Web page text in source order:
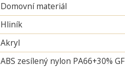
Domovní materiál
Hliník
Akryl
ABS zesílený nylon PA66+30% GF